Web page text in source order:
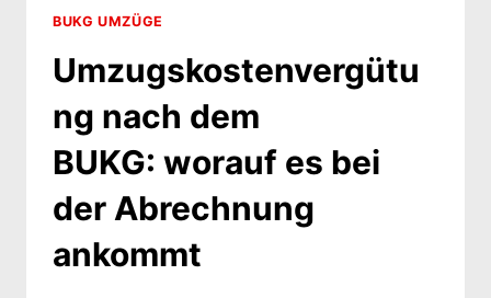
DAZUKOMMT
BUKG UMZÜGE
Umzugskostenvergütu
ng nach dem
BUKG: worauf es bei
der Abrechnung
ankommt